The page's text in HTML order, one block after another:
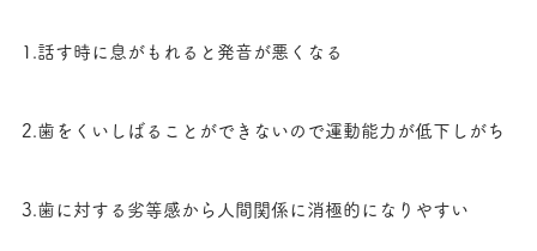
1.話す時に息がもれると発音が悪くなる
2.歯をくいしばることができないので運動能力が低下しがち
3.歯に対する劣等感から人間関係に消極的になりやすい